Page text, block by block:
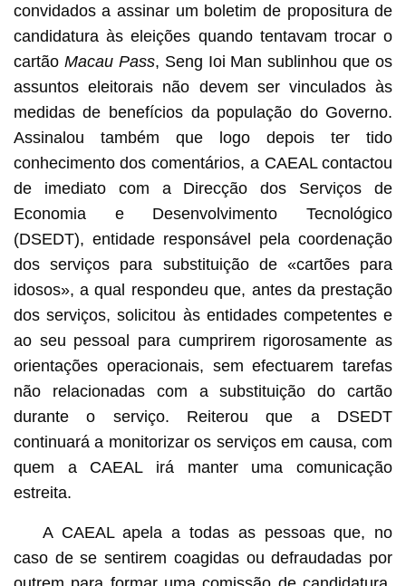
convidados a assinar um boletim de propositura de
candidatura às eleições quando tentavam trocar o
cartão Macau Pass, Seng Ioi Man sublinhou que os
assuntos eleitorais não devem ser vinculados às
medidas de benefícios da população do Governo.
Assinalou também que logo depois ter tido
conhecimento dos comentários, a CAEAL contactou
de imediato com a Direcção dos Serviços de
Economia e Desenvolvimento Tecnológico
(DSEDT), entidade responsável pela coordenação
dos serviços para substituição de «cartões para
idosos», a qual respondeu que, antes da prestação
dos serviços, solicitou às entidades competentes e
ao seu pessoal para cumprirem rigorosamente as
orientações operacionais, sem efectuarem tarefas
não relacionadas com a substituição do cartão
durante o serviço. Reiterou que a DSEDT
continuará a monitorizar os serviços em causa, com
quem a CAEAL irá manter uma comunicação
estreita.
A CAEAL apela a todas as pessoas que, no
caso de se sentirem coagidas ou defraudadas por